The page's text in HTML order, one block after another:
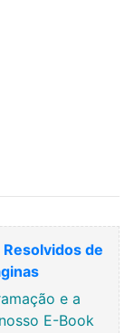
de
e a
E-Book